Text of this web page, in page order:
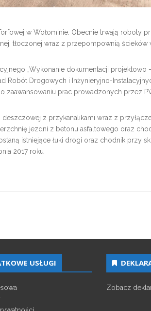
w Wołominie. Obecnie trwają roboty
tłoczonej wraz z przepompownią ścieków
„Wykonanie dokumentacji
Robót Drogowych i Inżynieryjno-
zaawansowaniu prac prowadzonych przez
z przykanalikami wraz z
jezdni z betonu asfaltowego oraz
istniejące łuki drogi oraz chodnik przy
2017 roku
USŁUGI
Zobacz